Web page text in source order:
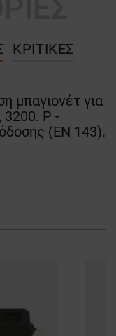
ΚΡΙΤΙΚΈΣ
μπαγιονέτ για
3200. P -
(EN 143).